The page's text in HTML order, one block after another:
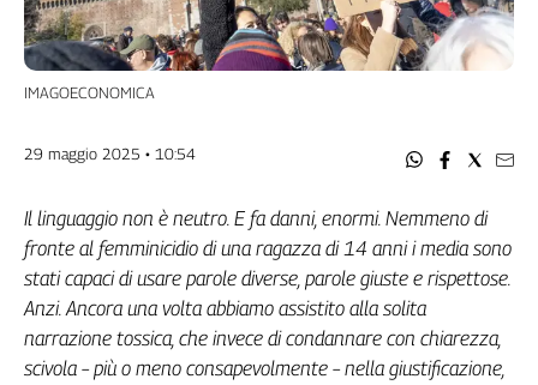
Fillea
Filt
Fiom
Flai
Fp
Nidil
Slc
Spi
Inca
Caaf
IMAGOECONOMICA
29 maggio 2025 • 10:54
Il linguaggio non è neutro. E fa danni, enormi. Nemmeno di
fronte al femminicidio di una ragazza di 14 anni i media sono
stati capaci di usare parole diverse, parole giuste e rispettose.
Anzi. Ancora una volta abbiamo assistito alla solita
narrazione tossica, che invece di condannare con chiarezza,
scivola – più o meno consapevolmente – nella giustificazione,